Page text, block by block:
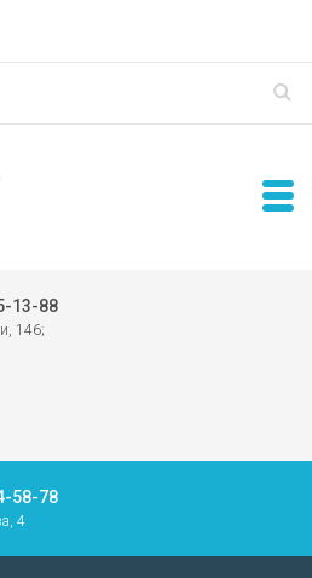
13-88
146;
58-78
4